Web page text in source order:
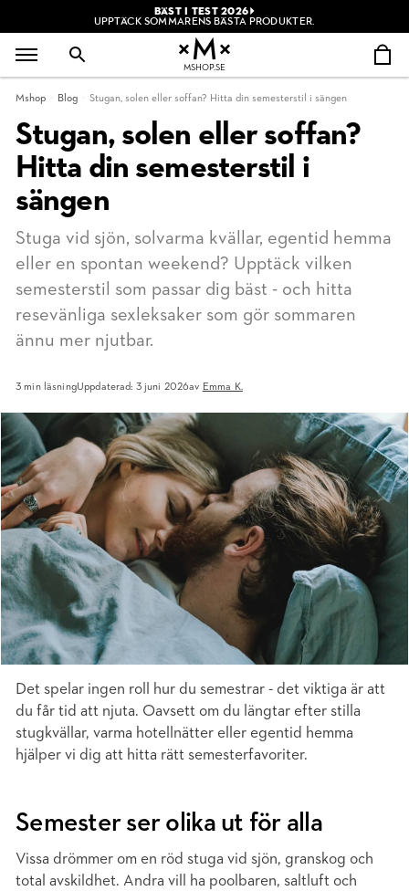
BÄST I TEST 2026
UPPTÄCK SOMMARENS BÄSTA PRODUKTER.
MSHOP.SE
Mshop Blog Stugan, solen eller soffan? Hitta din semesterstil i sängen
Stugan, solen eller soffan?
Hitta din semesterstil i
sängen
Stuga vid sjön, solvarma kvällar, egentid hemma
eller en spontan weekend? Upptäck vilken
semesterstil som passar dig bäst - och hitta
resevänliga sexleksaker som gör sommaren
ännu mer njutbar.
3 min läsningUppdaterad: 3 juni 2026av Emma K.
Det spelar ingen roll hur du semestrar - det viktiga är att
du får tid att njuta. Oavsett om du längtar efter stilla
stugkvällar, varma hotellnätter eller egentid hemma
hjälper vi dig att hitta rätt semesterfavoriter.
Semester ser olika ut för alla
Vissa drömmer om en röd stuga vid sjön, granskog och
total avskildhet. Andra vill ha poolbaren, saltluft och